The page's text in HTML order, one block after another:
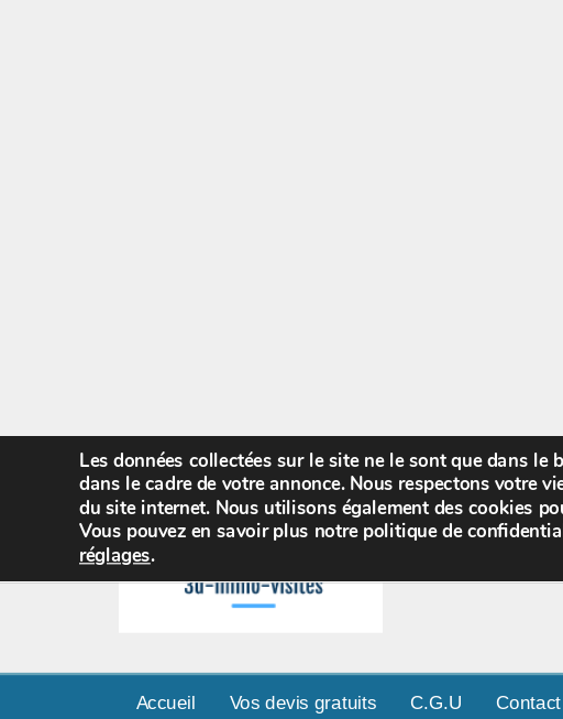
Accueil Vos devis gratuits C.G.U Contact
Les données collectées sur le site ne le sont que dans
dans le cadre de votre annonce. Nous respectons votre
du site internet. Nous utilisons également des cookies
Vous pouvez en savoir plus notre politique de
réglages.